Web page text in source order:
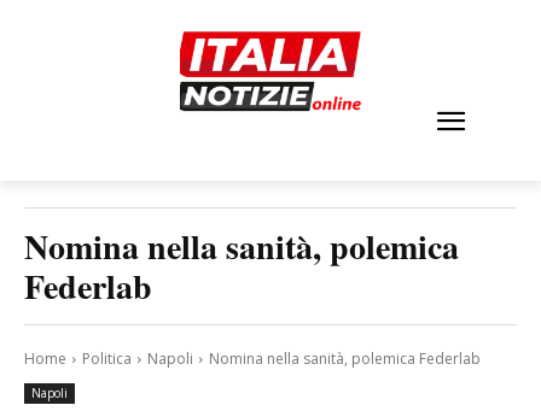
Nomina nella sanità, polemica
Federlab
Home Politica Napoli Nomina nella sanità, polemica Federlab
Napoli